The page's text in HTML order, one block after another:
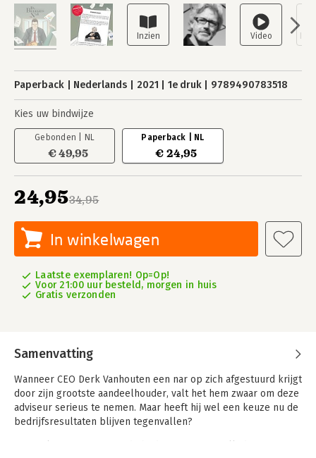
Paperback Nederlands 2021 1e druk 9789490783518
Kies uw bindwijze
Gebonden | NL
€ 49,95
Paperback | NL
€ 24,95
34,95
24,95
In winkelwagen
Laatste exemplaren! Op=Op!
Voor 21:00 uur besteld, morgen in huis
Gratis verzonden
Samenvatting
Wanneer CEO Derk Vanhouten een nar op zich afgestuurd krijgt
door zijn grootste aandeelhouder, valt het hem zwaar om deze
adviseur serieus te nemen. Maar heeft hij wel een keuze nu de
bedrijfsresultaten blijven tegenvallen?